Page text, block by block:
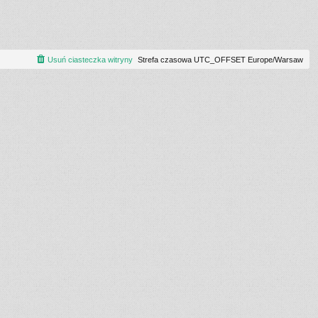
Strefa czasowa UTC_OFFSET Europe/Warsaw
Usuń ciasteczka witryny